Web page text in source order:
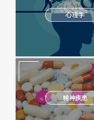
心理学
精神疾患